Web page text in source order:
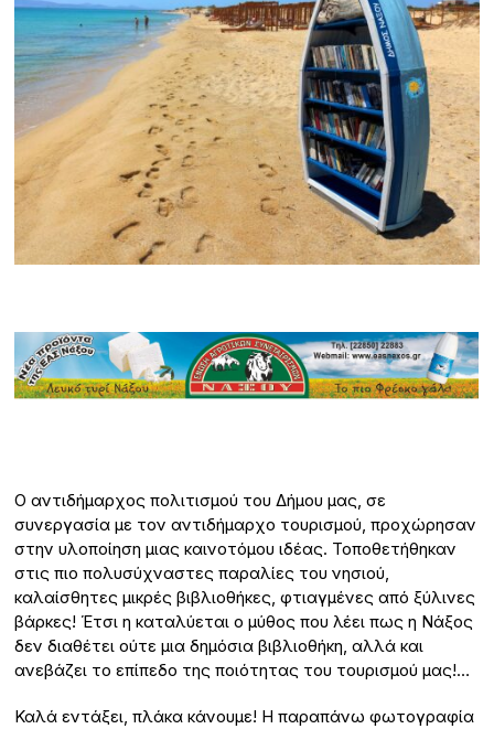
O αντιδήμαρχος πολιτισμού του Δήμου μας, σε
συνεργασία με τον αντιδήμαρχο τουρισμού, προχώρησαν
στην υλοποίηση μιας καινοτόμου ιδέας. Τοποθετήθηκαν
στις πιο πολυσύχναστες παραλίες του νησιού,
καλαίσθητες μικρές βιβλιοθήκες, φτιαγμένες από ξύλινες
βάρκες! Έτσι η καταλύεται ο μύθος που λέει πως η Νάξος
δεν διαθέτει ούτε μια δημόσια βιβλιοθήκη, αλλά και
ανεβάζει το επίπεδο της ποιότητας του τουρισμού μας!…
Καλά εντάξει, πλάκα κάνουμε! Η παραπάνω φωτογραφία